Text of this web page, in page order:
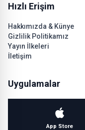
Hızlı Erişim
Hakkımızda & Künye
Gizlilik Politikamız
Yayın İlkeleri
İletişim
Uygulamalar
App Store